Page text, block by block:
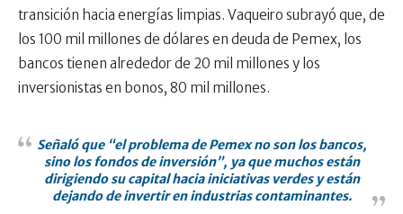
transición hacia energías limpias. Vaqueiro subrayó que, de
los 100 mil millones de dólares en deuda de Pemex, los
bancos tienen alrededor de 20 mil millones y los
inversionistas en bonos, 80 mil millones.
Señaló que “el problema de Pemex no son los bancos,
sino los fondos de inversión”, ya que muchos están
dirigiendo su capital hacia iniciativas verdes y están
dejando de invertir en industrias contaminantes.